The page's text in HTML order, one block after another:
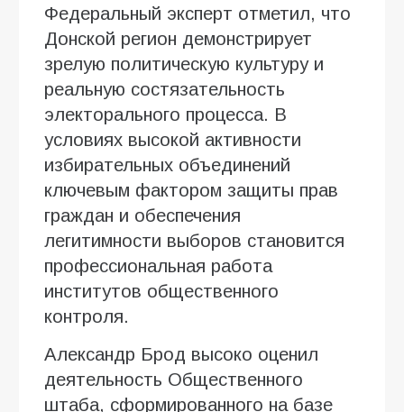
Федеральный эксперт отметил, что
Донской регион демонстрирует
зрелую политическую культуру и
реальную состязательность
электорального процесса. В
условиях высокой активности
избирательных объединений
ключевым фактором защиты прав
граждан и обеспечения
легитимности выборов становится
профессиональная работа
институтов общественного
контроля.
Александр Брод высоко оценил
деятельность Общественного
штаба, сформированного на базе